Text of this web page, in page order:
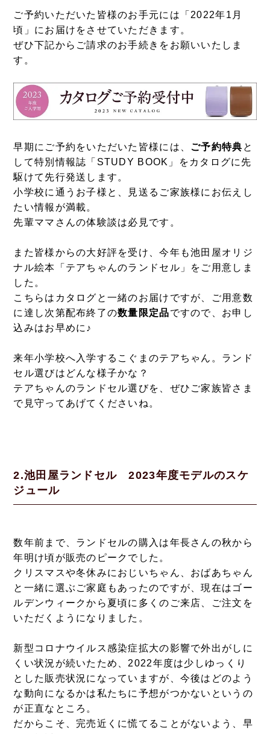
ご予約いただいた皆様のお手元には「2022年1月
頃」にお届けをさせていただきます。
ぜひ下記からご請求のお手続きをお願いいたしま
す。
早期にご予約をいただいた皆様には、 ご予約特典 と
して特別情報誌「STUDY BOOK」をカタログに先
駆けて先行発送します。
小学校に通うお子様と、見送るご家族様にお伝えし
たい情報が満載。
先輩ママさんの体験談は必見です。
また皆様からの大好評を受け、今年も池田屋オリジ
ナル絵本「テアちゃんのランドセル」をご用意しま
した。
こちらはカタログと一緒のお届けですが、ご用意数
に達し次第配布終了の数量限定品ですので、お申し
込みはお早めに♪
来年小学校へ入学するこぐまのテアちゃん。ランド
セル選びはどんな様子かな？
テアちゃんのランドセル選びを、ぜひご家族皆さま
で見守ってあげてくださいね。
2.池田屋ランドセル 2023年度モデルのスケ
ジュール
数年前まで、ランドセルの購入は年長さんの秋から
年明け頃が販売のピークでした。
クリスマスや冬休みにおじいちゃん、おばあちゃん
と一緒に選ぶご家庭もあったのですが、現在はゴー
ルデンウィークから夏頃に多くのご来店、ご注文を
いただくようになりました。
新型コロナウイルス感染症拡大の影響で外出がしに
くい状況が続いたため、2022年度は少しゆっくり
とした販売状況になっていますが、今後はどのよう
な動向になるかは私たちに予想がつかないというの
が正直なところ。
だからこそ、完売近くに慌てることがないよう、早